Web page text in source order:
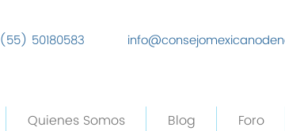
(55) 50180583
Quienes Somos Blog Foro